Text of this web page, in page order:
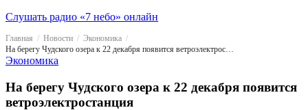
Слушать радио «7 небо» онлайн
Главная Новости
Экономика
На берегу Чудского озера к 22 декабря появится ветроэлектростанция
Экономика
На берегу Чудского озера к 22 декабря появится
ветроэлектростанция